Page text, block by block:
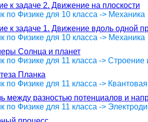
к задаче 2. Движение на плоскости
по Физике для 10 класса -> Механика
к задаче 1. Движение вдоль одной
по Физике для 10 класса -> Механика
Солнца и планет
по Физике для 11 класса ->
Планка
по Физике для 11 класса ->
между разностью потенциалов и
по Физике для 11 класса ->